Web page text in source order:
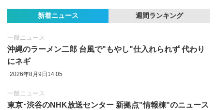
新着ニュース 週間ランキング
一般ニュース
沖縄のラーメン二郎 台風で"もやし"仕入れられず 代わり
にネギ
2026年8月9日14:05
一般ニュース
東京‪･‬渋谷のNHK放送センター 新拠点"情報棟"のニュース